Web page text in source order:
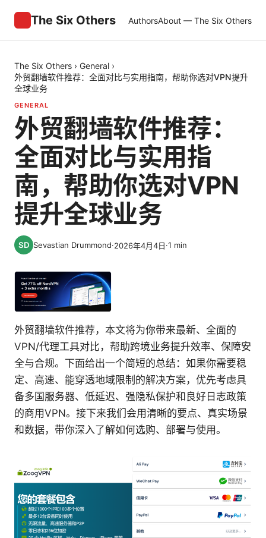
The Six Others AuthorsAbout — The Six Others
The Six Others › General ›
外贸翻墙软件推荐：全面对比与实用指南，帮助你选对VPN提升
全球业务
GENERAL
外贸翻墙软件推荐：
全面对比与实用指
南，帮助你选对VPN
提升全球业务
Sevastian Drummond·2026年4月4日·1 min
外贸翻墙软件推荐，本文将为你带来最新、全面的
VPN/代理工具对比，帮助跨境业务提升效率、保障安
全与合规。下面给出一个简短的总结：如果你需要稳
定、高速、能穿透地域限制的解决方案，优先考虑具
备多国服务器、低延迟、强隐私保护和良好日志政策
的商用VPN。接下来我们会用清晰的要点、真实场景
和数据，带你深入了解如何选购、部署与使用。